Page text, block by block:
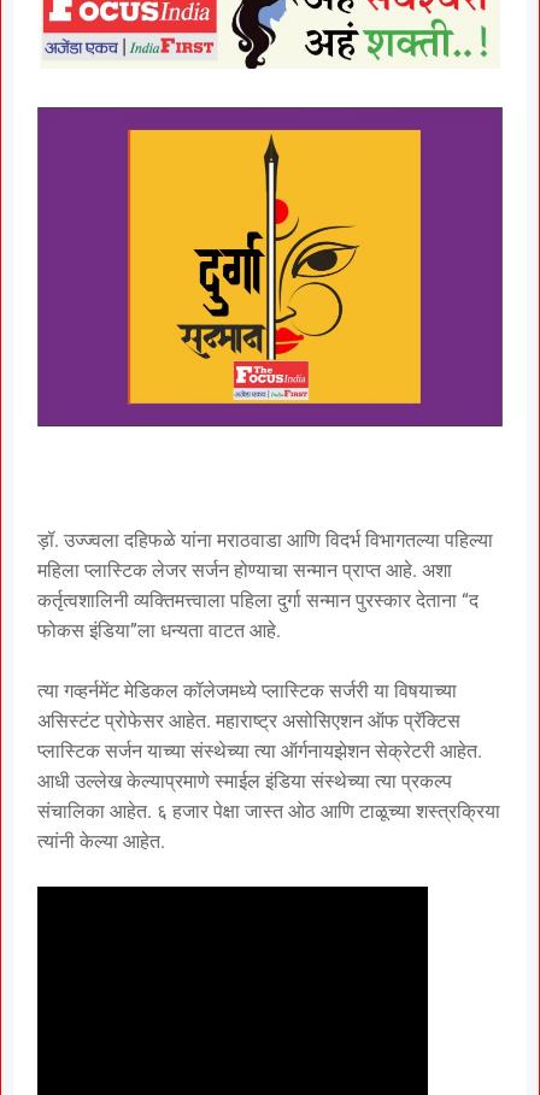
ड़ॉ. उज्ज्वला दहिफळे यांना मराठवाडा आणि विदर्भ विभागतल्या पहिल्या
महिला प्लास्टिक लेजर सर्जन होण्याचा सन्मान प्राप्त आहे. अशा
कर्तृत्वशालिनी व्यक्तिमत्त्वाला पहिला दुर्गा सन्मान पुरस्कार देताना “द
फोकस इंडिया”ला धन्यता वाटत आहे.
त्या गव्हर्नमेंट मेडिकल कॉलेजमध्ये प्लास्टिक सर्जरी या विषयाच्या
असिस्टंट प्रोफेसर आहेत. महाराष्ट्र असोसिएशन ऑफ प्रॅक्टिस
प्लास्टिक सर्जन याच्या संस्थेच्या त्या ऑर्गनायझेशन सेक्रेटरी आहेत.
आधी उल्लेख केल्याप्रमाणे स्माईल इंडिया संस्थेच्या त्या प्रकल्प
संचालिका आहेत. ६ हजार पेक्षा जास्त ओठ आणि टाळूच्या शस्त्रक्रिया
त्यांनी केल्या आहेत.